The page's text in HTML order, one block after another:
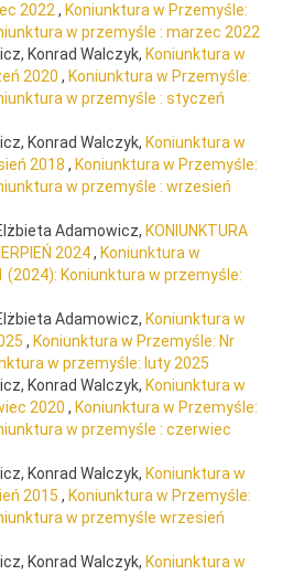
2022 , Koniunktura w Przemyśle:
w przemyśle : marzec 2022
Konrad Walczyk, Koniunktura w
2020 , Koniunktura w Przemyśle:
w przemyśle : styczeń
Konrad Walczyk, Koniunktura w
2018 , Koniunktura w Przemyśle:
w przemyśle : wrzesień
Adamowicz, KONIUNKTURA
2024, Koniunktura w
(2024): Koniunktura w przemyśle:
Adamowicz, Koniunktura w
, Koniunktura w Przemyśle: Nr
w przemyśle: luty 2025
Konrad Walczyk, Koniunktura w
2020 , Koniunktura w Przemyśle:
w przemyśle : czerwiec
Konrad Walczyk, Koniunktura w
2015 , Koniunktura w Przemyśle:
w przemyśle wrzesień
Konrad Walczyk, Koniunktura w